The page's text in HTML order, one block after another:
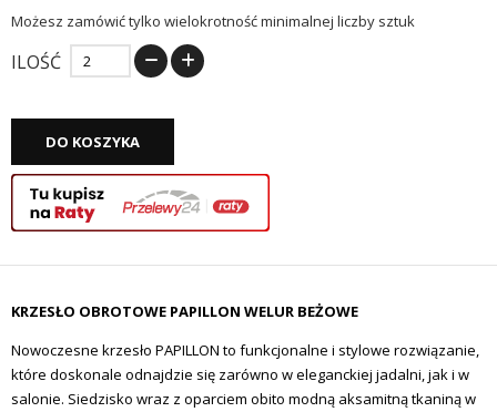
Możesz zamówić tylko wielokrotność minimalnej liczby sztuk
ILOŚĆ
DO KOSZYKA
KRZESŁO OBROTOWE PAPILLON WELUR BEŻOWE
Nowoczesne krzesło PAPILLON to funkcjonalne i stylowe rozwiązanie,
które doskonale odnajdzie się zarówno w eleganckiej jadalni, jak i w
salonie. Siedzisko wraz z oparciem obito modną aksamitną tkaniną w